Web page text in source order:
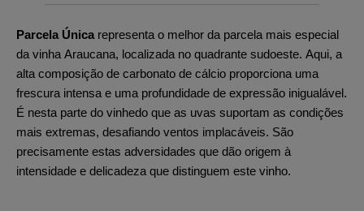
Parcela Única representa o melhor da parcela mais especial
da vinha Araucana, localizada no quadrante sudoeste. Aqui, a
alta composição de carbonato de cálcio proporciona uma
frescura intensa e uma profundidade de expressão inigualável.
É nesta parte do vinhedo que as uvas suportam as condições
mais extremas, desafiando ventos implacáveis. São
precisamente estas adversidades que dão origem à
intensidade e delicadeza que distinguem este vinho.